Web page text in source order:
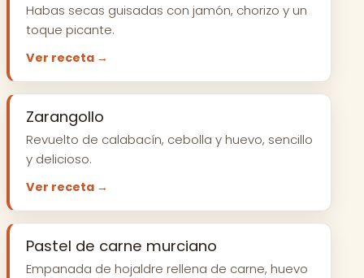
Habas secas guisadas con jamón, chorizo y un
toque picante.
Ver receta →
Zarangollo
Revuelto de calabacín, cebolla y huevo, sencillo
y delicioso.
Ver receta →
Pastel de carne murciano
Empanada de hojaldre rellena de carne, huevo